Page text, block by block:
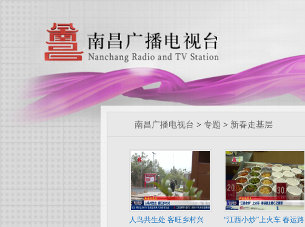
南昌广播电视台 > 专题 > 新春走基层
人鸟共生处 客旺乡村兴
“江西小炒”上火车 春运路